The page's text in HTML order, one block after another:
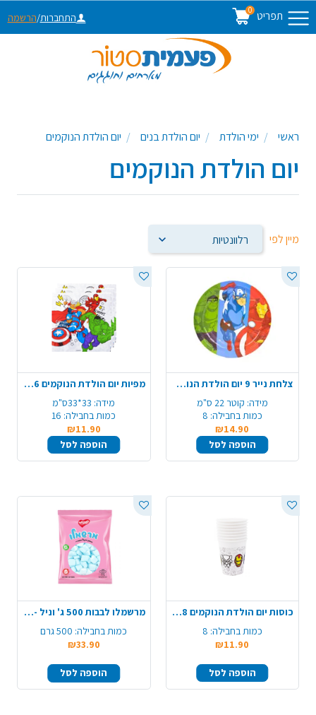
תפריט 0
התחברות/הרשמה
ראשי ימי הולדת יום הולדת בנים יום הולדת הנוקמים
יום הולדת הנוקמים
מיין לפי
צלחת נייר 9 יום הולדת הנוקמים 8 יח' - צבעוני
מידה: קוטר 22 ס"מ
כמות בחבילה: 8
₪14.90
הוספה לסל
מפיות יום הולדת הנוקמים 16 יח' - צבעוני
מידה: 33*33ס"מ
כמות בחבילה: 16
₪11.90
הוספה לסל
כוסות יום הולדת הנוקמים 8 יח' - צבעוני
כמות בחבילה: 8
₪11.90
הוספה לסל
מרשמלו לבבות 500 ג' וניל - כחול לבן
כמות בחבילה: 500 גרם
₪33.90
הוספה לסל